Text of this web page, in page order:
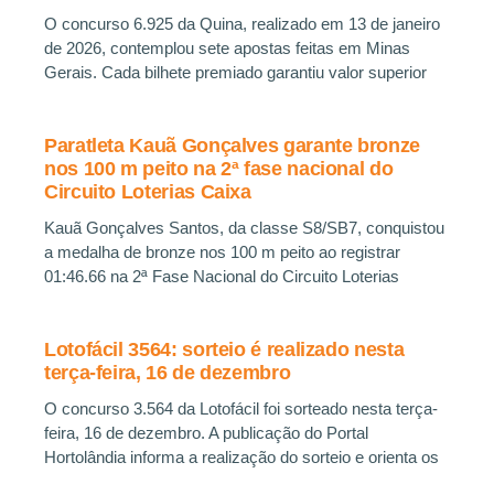
O concurso 6.925 da Quina, realizado em 13 de janeiro
de 2026, contemplou sete apostas feitas em Minas
Gerais. Cada bilhete premiado garantiu valor superior
Paratleta Kauã Gonçalves garante bronze
nos 100 m peito na 2ª fase nacional do
Circuito Loterias Caixa
Kauã Gonçalves Santos, da classe S8/SB7, conquistou
a medalha de bronze nos 100 m peito ao registrar
01:46.66 na 2ª Fase Nacional do Circuito Loterias
Lotofácil 3564: sorteio é realizado nesta
terça-feira, 16 de dezembro
O concurso 3.564 da Lotofácil foi sorteado nesta terça-
feira, 16 de dezembro. A publicação do Portal
Hortolândia informa a realização do sorteio e orienta os